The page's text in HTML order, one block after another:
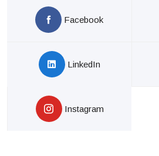
Facebook
LinkedIn
Instagram